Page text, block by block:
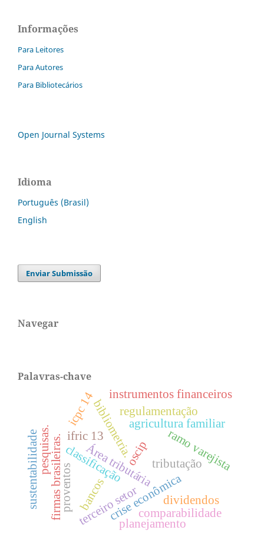
Informações
Para Leitores
Para Autores
Para Bibliotecários
Open Journal Systems
Idioma
Português (Brasil)
English
Enviar Submissão
Navegar
Palavras-chave
classificação
Área tributáriatributação
firmas brasileiras.
agricultura familiar
bibliometria.
bancoscrise econômica
regulamentação
instrumentos financeiros
pesquisas.
terceiro setor
oscip
sustentabilidade ramo varejista
ifric 13
comparabilidade
planejamento
icpc 14
dividendos
proventos